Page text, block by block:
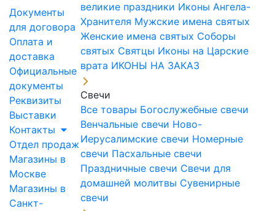
Документы
для договора
Оплата и
доставка
Официальные
документы
Реквизиты
Выставки
Контакты
Отдел продаж
Магазины в
Москве
Магазины в
Санкт-
великие праздники Иконы Ангела-
Хранителя Мужские имена святых
Женские имена святых Соборы
святых Святцы Иконы на Царские
врата ИКОНЫ НА ЗАКАЗ
Свечи
Все товары Богослужебные свечи
Венчальные свечи Ново-
Иерусалимские свечи Номерные
свечи Пасхальные свечи
Праздничные свечи Свечи для
домашней молитвы Сувенирные
свечи